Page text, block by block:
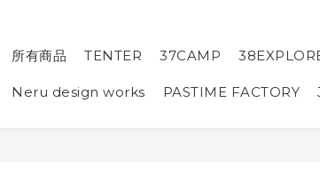
所有商品 TENTER 37CAMP
Neru design works PASTIME FACTORY